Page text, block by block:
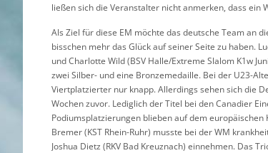
ließen sich die Veranstalter nicht anmerken, dass
Als Ziel für diese EM möchte das deutsche Team an
bisschen mehr das Glück auf seiner Seite zu haben.
und Charlotte Wild (BSV Halle/Extreme Slalom K1w
zwei Silber- und eine Bronzemedaille. Bei der U23-
Viertplatzierter nur knapp. Allerdings sehen sich die
Wochen zuvor. Lediglich der Titel bei den Canadier
Podiumsplatzierungen blieben auf dem
Bremer (KST Rhein-Ruhr) musste bei der WM
Joshua Dietz (RKV Bad Kreuznach) einnehmen. Das